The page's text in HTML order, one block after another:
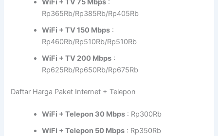
Rp365Rb/Rp385Rb/Rp405Rb
WiFi + TV 150 Mbps :
Rp460Rb/Rp510Rb/Rp510Rb
WiFi + TV 200 Mbps :
Rp625Rb/Rp650Rb/Rp675Rb
Daftar Harga Paket Internet + Telepon
WiFi + Telepon 30 Mbps : Rp300Rb
WiFi + Telepon 50 Mbps : Rp350Rb